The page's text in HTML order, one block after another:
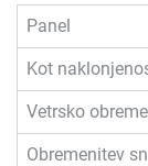
Panel
Kot
Vetrsko
Obremenitev